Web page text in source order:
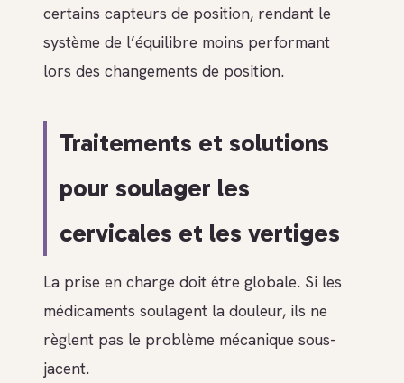
certains capteurs de position, rendant le
système de l’équilibre moins performant
lors des changements de position.
Traitements et solutions
pour soulager les
cervicales et les vertiges
La prise en charge doit être globale. Si les
médicaments soulagent la douleur, ils ne
règlent pas le problème mécanique sous-
jacent.